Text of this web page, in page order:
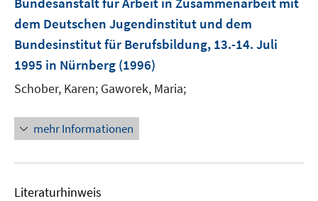
dem Deutschen Jugendinstitut und dem
Bundesinstitut für Berufsbildung, 13.-14. Juli
1995 in Nürnberg (1996)
Schober, Karen; Gaworek, Maria;
mehr Informationen
Literaturhinweis